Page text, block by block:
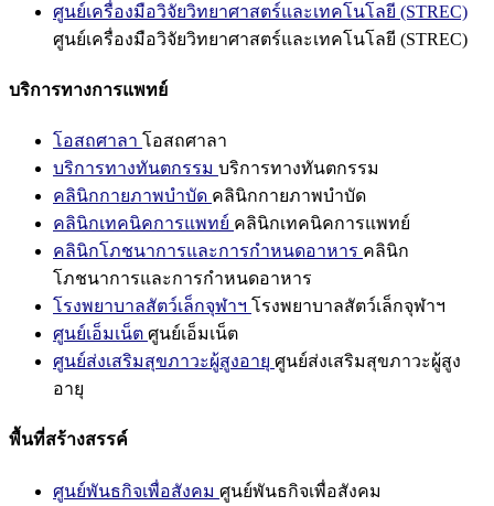
ศูนย์เครื่องมือวิจัยวิทยาศาสตร์และเทคโนโลยี (STREC)
ศูนย์เครื่องมือวิจัยวิทยาศาสตร์และเทคโนโลยี (STREC)
บริการทางการแพทย์
โอสถศาลา โอสถศาลา
บริการทางทันตกรรม บริการทางทันตกรรม
คลินิกกายภาพบำบัด คลินิกกายภาพบำบัด
คลินิกเทคนิคการแพทย์ คลินิกเทคนิคการแพทย์
คลินิกโภชนาการและการกำหนดอาหาร คลินิก
โภชนาการและการกำหนดอาหาร
โรงพยาบาลสัตว์เล็กจุฬาฯ โรงพยาบาลสัตว์เล็กจุฬาฯ
ศูนย์เอ็มเน็ต ศูนย์เอ็มเน็ต
ศูนย์ส่งเสริมสุขภาวะผู้สูงอายุ ศูนย์ส่งเสริมสุขภาวะผู้สูง
อายุ
พื้นที่สร้างสรรค์
ศูนย์พันธกิจเพื่อสังคม ศูนย์พันธกิจเพื่อสังคม